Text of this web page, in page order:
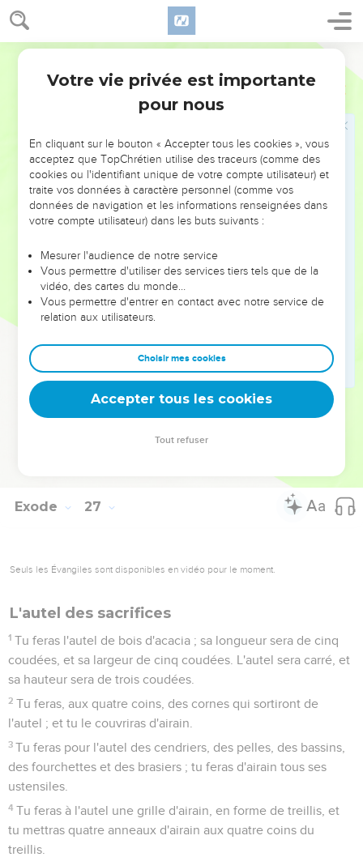
Exode 26
Tu dresseras le tabernacle d'après le modèle qui t'est
montré sur la montagne.
Tu feras un voile bleu, pourpre et cramoisi, et de fin lin
retors ; il sera artistement travaillé, et l'on y représentera des
Tu le mettras sur quatre colonnes d'acacia, couvertes d'or ;
ces colonnes auront des crochets d'or, et poseront sur quatre
bases d'argent.
Tu mettras le voile au-dessous des agrafes, et c'est là, en
dedans du voile, que tu feras entrer l'arche du témoignage ;
le voile vous servira de séparation entre le lieu saint et le
Tu mettras le propitiatoire sur l'arche du témoignage dans
le lieu très saint.
Tu mettras la table en dehors du voile, et le chandelier en
face de la table, au côté méridional du tabernacle ; et tu
mettras la table au côté septentrional.
Tu feras pour l'entrée de la tente un rideau bleu, pourpre
et cramoisi, et de fin lin retors ; ce sera un ouvrage de
broderie.
Tu feras pour le rideau cinq colonnes d'acacia, et tu les
Exode 27
Seuls les Évangiles sont disponibles en vidéo pour le moment.
L'autel des sacrifices
1 Tu feras l'autel de bois d'acacia ; sa longueur sera de cinq
coudées, et sa largeur de cinq coudées. L'autel sera carré, et
sa hauteur sera de trois coudées.
2 Tu feras, aux quatre coins, des cornes qui sortiront de
l'autel ; et tu le couvriras d'airain.
3 Tu feras pour l'autel des cendriers, des pelles, des bassins,
des fourchettes et des brasiers ; tu feras d'airain tous ses
ustensiles.
4 Tu feras à l'autel une grille d'airain, en forme de treillis, et
tu mettras quatre anneaux d'airain aux quatre coins du
treillis.
Votre vie privée est importante
pour nous
En cliquant sur le bouton « Accepter tous les cookies », vous
acceptez que TopChrétien utilise des traceurs (comme des
cookies ou l'identifiant unique de votre compte utilisateur) et
traite vos données à caractère personnel (comme vos
données de navigation et les informations renseignées dans
votre compte utilisateur) dans les buts suivants :
Mesurer l'audience de notre service
Vous permettre d'utiliser des services tiers tels que de la
vidéo, des cartes du monde…
Vous permettre d'entrer en contact avec notre service de
relation aux utilisateurs.
Choisir mes cookies
Accepter tous les cookies
Tout refuser